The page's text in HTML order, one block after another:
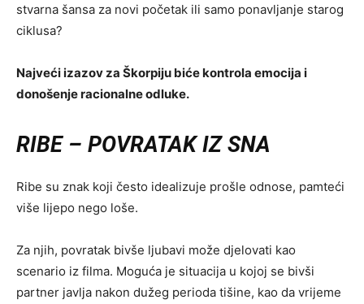
stvarna šansa za novi početak ili samo ponavljanje starog
ciklusa?
Najveći izazov za Škorpiju biće kontrola emocija i
donošenje racionalne odluke.
RIBE – POVRATAK IZ SNA
Ribe su znak koji često idealizuje prošle odnose, pamteći
više lijepo nego loše.
Za njih, povratak bivše ljubavi može djelovati kao
scenario iz filma. Moguća je situacija u kojoj se bivši
partner javlja nakon dužeg perioda tišine, kao da vrijeme